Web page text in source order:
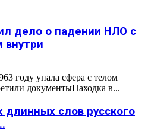
дело о падении НЛО с
внутри
году упала сфера с телом
документыНаходка в...
слов русского